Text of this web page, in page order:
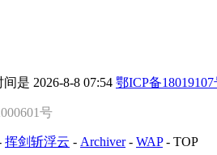
是 2026-8-8 07:54 鄂ICP备18019107
号
挥剑斩浮云 - Archiver- WAP- TOP